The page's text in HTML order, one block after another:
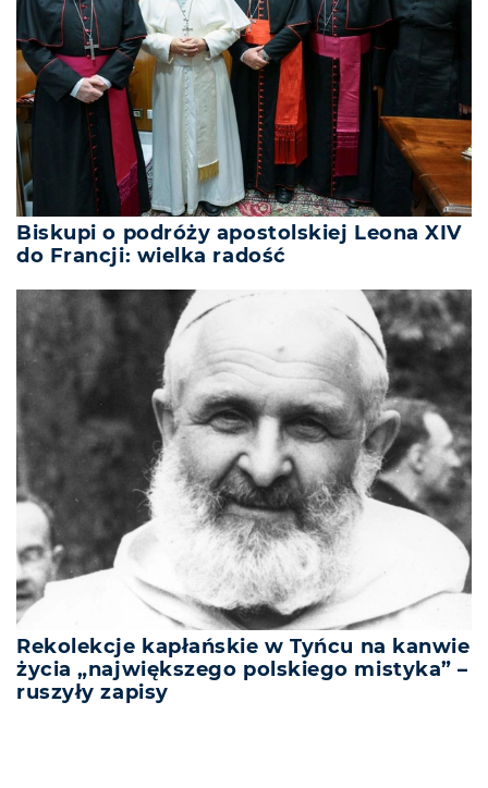
Biskupi o podróży apostolskiej Leona XIV
do Francji: wielka radość
Rekolekcje kapłańskie w Tyńcu na kanwie
życia „największego polskiego mistyka” –
ruszyły zapisy